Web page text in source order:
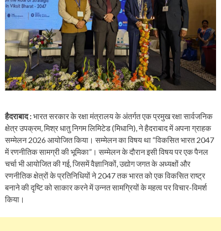
हैदराबाद :भारत सरकार के रक्षा मंत्रालय के अंतर्गत एक प्रमुख रक्षा सार्वजनिक
क्षेत्र उपक्रम, मिश्र धातु निगम लिमिटेड (मिधानि), ने हैदराबाद में अपना ग्राहक
सम्मेलन 2026 आयोजित किया। सम्मेलन का विषय था “विकसित भारत 2047
में रणनीतिक सामग्री की भूमिका”। सम्मेलन के दौरान इसी विषय पर एक पैनल
चर्चा भी आयोजित की गई, जिसमें वैज्ञानिकों, उद्योग जगत के अध्यक्षों और
रणनीतिक क्षेत्रों के प्रतिनिधियों ने 2047 तक भारत को एक विकसित राष्ट्र
बनाने की दृष्टि को साकार करने में उन्नत सामग्रियों के महत्व पर विचार-विमर्श
किया।